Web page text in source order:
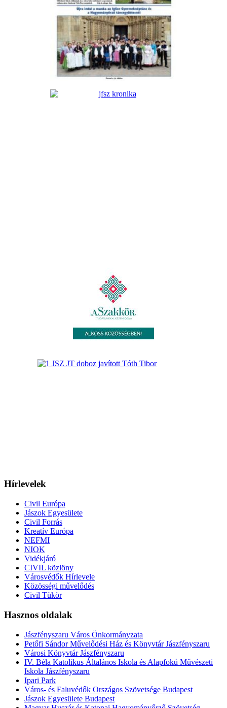
Hírlevelek
Civil Európa
Jászok Egyesülete
Civil Forrás
Kreatív Európa
NEFMI
NIOK
Vidékjáró
CIVIL közlöny
Városvédők Hírlevele
Közösségi művelődés
Civil Tükör
Hasznos oldalak
Jászfényszaru Város Önkormányzata
Petőfi Sándor Művelődési Ház és Könyvtár Jászfényszaru
Városi Könyvtár Jászfényszaru
IV. Béla Katolikus Általános Iskola és Alapfokú Művészeti
Iskola Jászfényszaru
Ipari Park
Város- és Faluvédők Országos Szövetsége Budapest
Jászok Egyesülete Budapest